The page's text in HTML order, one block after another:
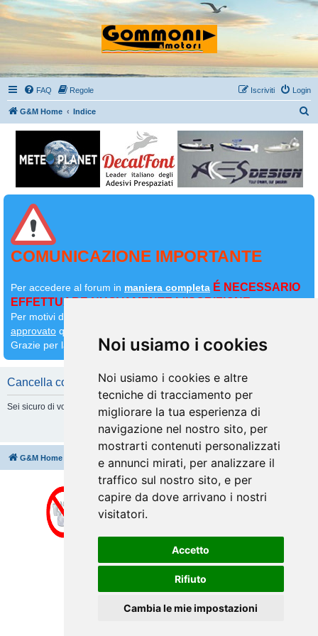
Noi usiamo i cookies
Noi usiamo i cookies e altre
tecniche di tracciamento per
migliorare la tua esperienza di
navigazione nel nostro sito, per
mostrarti contenuti personalizzati
e annunci mirati, per analizzare il
traffico sul nostro sito, e per
capire da dove arrivano i nostri
visitatori.
Accetto
Rifiuto
Cambia le mie impostazioni
FAQ Regole Login
Iscriviti
G&M Home Indice
COMUNICAZIONE IMPORTANTE
Per accedere al forum in maniera completa É NECESSARIO
EFFETTUARE NUOVAMENTE L'ISCRIZIONE
Per motivi di sicurezza il
approvato quindi
Grazie per la comprensione
Cancella cookie
Sei sicuro di volere cancellare tutti i cookie di questa Board?
G&M Home Tutti gli orari sonoUTC+02:00
Cancella cookie
phpBB® Forum Software © phpBB Limited